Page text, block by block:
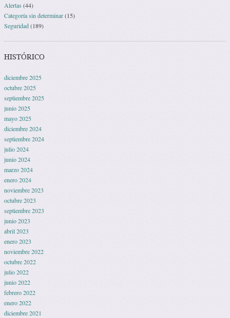
Alertas (44)
Categoría sin determinar(15)
Seguridad(189)
HISTÓRICO
diciembre 2025
octubre 2025
septiembre 2025
junio 2025
mayo 2025
diciembre 2024
septiembre 2024
julio 2024
junio 2024
marzo 2024
enero 2024
noviembre 2023
octubre 2023
septiembre 2023
junio 2023
abril 2023
enero 2023
noviembre 2022
octubre 2022
julio 2022
junio 2022
febrero 2022
enero 2022
diciembre 2021